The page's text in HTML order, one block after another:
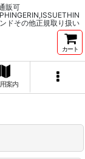
販可
ドその他正規取り扱い
カート
案内